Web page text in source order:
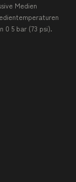
Medien
0 5 bar (73 psi).